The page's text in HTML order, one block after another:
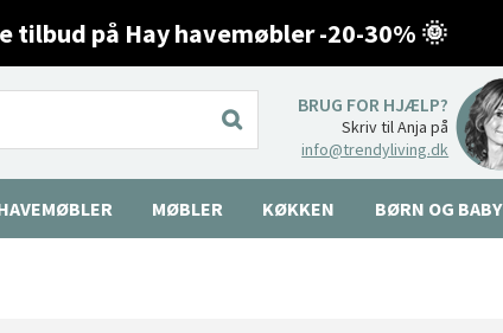
tilbud på Hay havemøbler -20-30% 🌞
BRUG FOR HJÆLP?
Skriv til Anja på
info@trendyliving.dk
MØBLER KØKKEN BØRN OG BABY